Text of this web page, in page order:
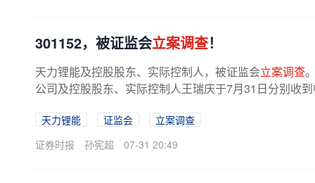
301152，被证监会立案调查！
天力锂能及控股股东、实际控制人，被证监会立案调查
公司及控股股东、实际控制人王瑞庆于7月31日分别收
天力锂能 证监会
立案调查
证券时报
孙宪超 07-31 20:49